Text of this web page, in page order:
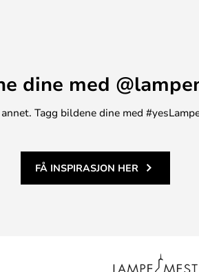
dine med
Tagg bildene dine med
FÅ INSPIRASJON HER